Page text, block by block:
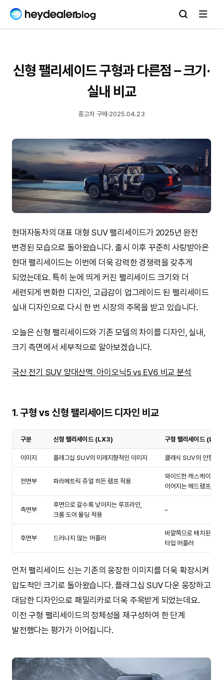
신형 팰리세이드 구형과 다른점 – 크기·
실내 비교
중고차 구매 ·2025.04.23
현대자동차의 대표 대형 SUV 팰리세이드가 2025년 완전
변경된 모습으로 돌아왔습니다. 출시 이후 꾸준히 사랑받아온
현대 팰리세이드는 이번에 더욱 강력한 경쟁력을 갖추게
되었는데요. 특히 눈에 띄게 커진 팰리세이드 크기와 더
세련되게 변화한 디자인, 고급감이 업그레이드 된 팰리세이드
실내 디자인으로 다시 한 번 시장의 주목을 받고 있습니다.
오늘은 신형 팰리세이드와 기존 모델의 차이를 디자인, 실내,
크기 측면에서 세부적으로 알아보겠습니다.
국산 전기 SUV 양대산맥, 아이오닉5 vs EV6 비교 분석
1. 구형 vs 신형 팰리세이드 디자인 비교
구분 신형 팰리세이드 (LX3) 구형 팰리세이드
이미지 플래그십 SUV의 미래지향적인 이미지 클래식 SUV의 안정감
전면부 파라메트릭 쥬얼 히든 램프 적용
와이드한 캐스케이드
이어지는 헤드램프, 주
측면부
후면으로 갈수록 낮아지는 루프라인,
크롬 도어 몰딩 적용
–
후면부 드러나지 않는 머플러
바깥쪽으로 배치된 테
타입 머플러
먼저 팰리세이드 신는 기존의 웅장한 이미지를 더욱 확장시켜
압도적인 크기로 돌아왔습니다. 플래그십 SUV 다운 웅장하고
대담한 디자인으로 패밀리카로 더욱 주목받게 되었는데요.
이전 구형 팰리세이드의 정체성을 재구성하여 한 단계
발전했다는 평가가 이어집니다.